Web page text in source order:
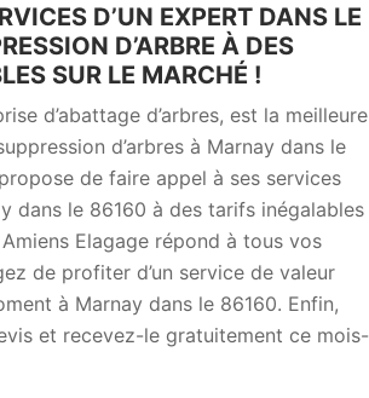
D’UN EXPERT DANS LE
D’ARBRE À DES
SUR LE MARCHÉ !
d’abattage d’arbres, est la meilleure
d’arbres à Marnay dans le
de faire appel à ses services
dans le 86160 à des tarifs inégalables
Elagage répond à tous vos
de profiter d’un service de valeur
à Marnay dans le 86160. Enfin,
et recevez-le gratuitement ce mois-